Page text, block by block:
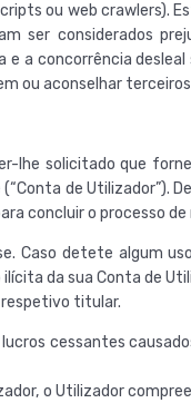
ou web crawlers).
ser considerados
concorrência
ou aconselhar
lhe solicitado que
de Utilizador”).
concluir o processo
Caso detete algum
da sua Conta de
titular.
cessantes
o Utilizador